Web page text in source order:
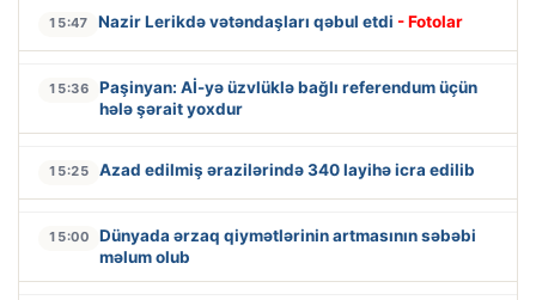
15:47 Nazir Lerikdə vətəndaşları qəbul etdi - Fotolar
15:36
Paşinyan: Aİ-yə üzvlüklə bağlı referendum üçün
hələ şərait yoxdur
15:25 Azad edilmiş ərazilərində 340 layihə icra edilib
15:00
Dünyada ərzaq qiymətlərinin artmasının səbəbi
məlum olub